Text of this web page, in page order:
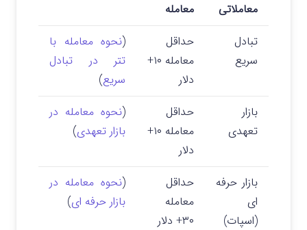
معاملاتی
معامله
تبادل
سریع
حداقل
معامله ۱۰+
دلار
(نحوه معامله با
تتر در تبادل
سریع)
بازار
تعهدی
حداقل
معامله ۱۰+
دلار
(نحوه معامله در
بازار تعهدی)
بازار حرفه
ای
(اسپات)
حداقل
معامله
۳۰+ دلار
(نحوه معامله در
بازار حرفه ای)